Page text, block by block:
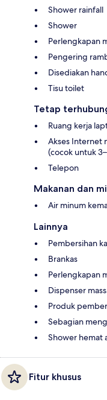
Shower rainfall
Shower
Perlengkapan
Pengering
Disediakan
Tisu toilet
Tetap
Ruang kerja
Akses Internet
(cocok untuk
Telepon
Makanan dan
Air minum
Lainnya
Pembersihan
Brankas
Perlengkapan
Dispenser
Produk
Sebagian
Shower hemat
Fitur khusus